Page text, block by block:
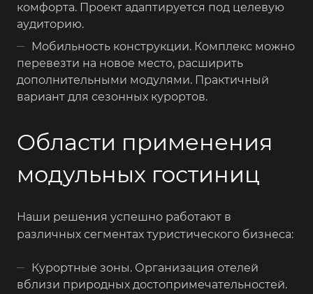
комфорта. Проект адаптируется под целевую
аудиторию.
Мобильность конструкции. Комплекс можно
перевезти на новое место, расширить
дополнительными модулями. Практичный
вариант для сезонных курортов.
Области применения
модульных гостиниц
Наши решения успешно работают в
различных сегментах туристического бизнеса:
Курортные зоны. Организация отелей
вблизи природных достопримечательностей.